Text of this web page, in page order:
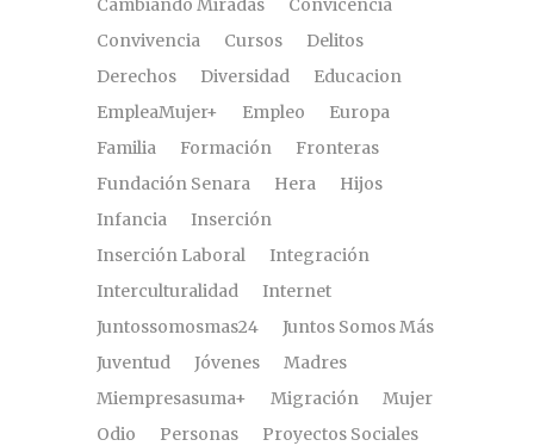
Cambiando Miradas
Convicencia
Convivencia
Cursos
Delitos
Derechos
Diversidad
Educacion
EmpleaMujer+
Empleo
Europa
Familia
Formación
Fronteras
Fundación Senara
Hera
Hijos
Infancia
Inserción
Inserción Laboral
Integración
Interculturalidad
Internet
Juntossomosmas24
Juntos Somos Más
Juventud
Jóvenes
Madres
Miempresasuma+
Migración
Mujer
Odio
Personas
Proyectos Sociales